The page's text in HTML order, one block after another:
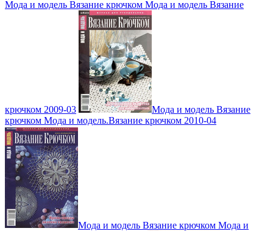
Мода и модель Вязание крючком Мода и модель Вязание
крючком 2009-03
Мода и модель Вязание
крючком Мода и модель.Вязание крючком 2010-04
Мода и модель Вязание крючком Мода и